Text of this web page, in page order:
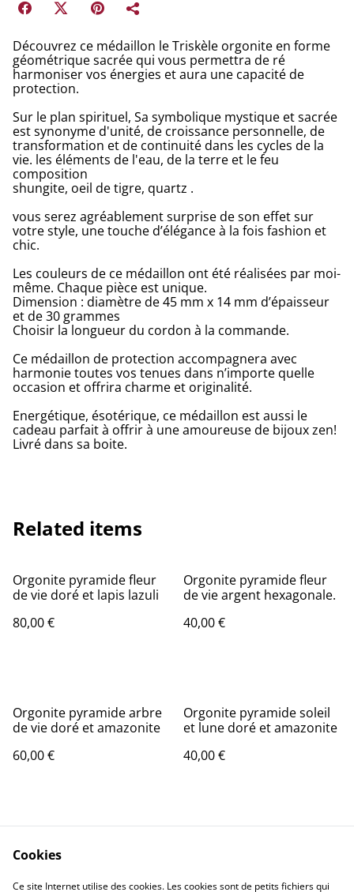
Découvrez ce médaillon le Triskèle orgonite en forme
géométrique sacrée qui vous permettra de ré
harmoniser vos énergies et aura une capacité de
protection.
Sur le plan spirituel, Sa symbolique mystique et sacrée
est synonyme d'unité, de croissance personnelle, de
transformation et de continuité dans les cycles de la
vie. les éléments de l'eau, de la terre et le feu
composition
shungite, oeil de tigre, quartz .
vous serez agréablement surprise de son effet sur
votre style, une touche d’élégance à la fois fashion et
chic.
Les couleurs de ce médaillon ont été réalisées par moi-
même. Chaque pièce est unique.
Dimension : diamètre de 45 mm x 14 mm d’épaisseur
et de 30 grammes
Choisir la longueur du cordon à la commande.
Ce médaillon de protection accompagnera avec
harmonie toutes vos tenues dans n’importe quelle
occasion et offrira charme et originalité.
Energétique, ésotérique, ce médaillon est aussi le
cadeau parfait à offrir à une amoureuse de bijoux zen!
Livré dans sa boite.
Related items
Orgonite pyramide fleur
de vie doré et lapis lazuli
80,00 €
Orgonite pyramide fleur
de vie argent hexagonale.
40,00 €
Orgonite pyramide arbre
de vie doré et amazonite
60,00 €
Orgonite pyramide soleil
et lune doré et amazonite
40,00 €
Cookies
Ce site Internet utilise des cookies. Les cookies sont de petits fichiers qui